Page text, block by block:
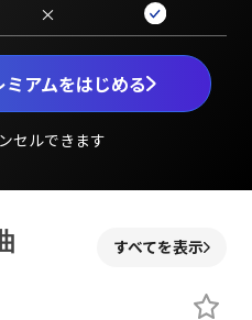
アムをはじめる
セルできます
×
すべてを表示